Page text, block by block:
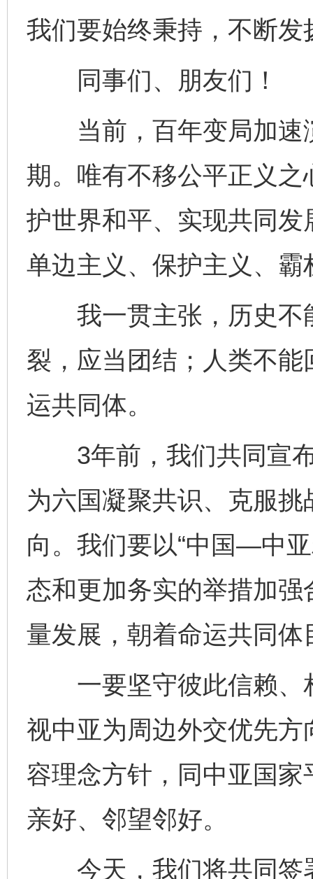
我们要始终秉持，不断发
同事们、朋友们！
当前，百年变局加速
期。唯有不移公平正义
护世界和平、实现共同
单边主义、保护主义、
我一贯主张，历史不
裂，应当团结；人类不
运共同体。
3年前，我们共同宣
为六国凝聚共识、克服
向。我们要以“中国—中
态和更加务实的举措加强
量发展，朝着命运共同体
一要坚守彼此信赖、
视中亚为周边外交优先
容理念方针，同中亚国
亲好、邻望邻好。
今天，我们将共同签